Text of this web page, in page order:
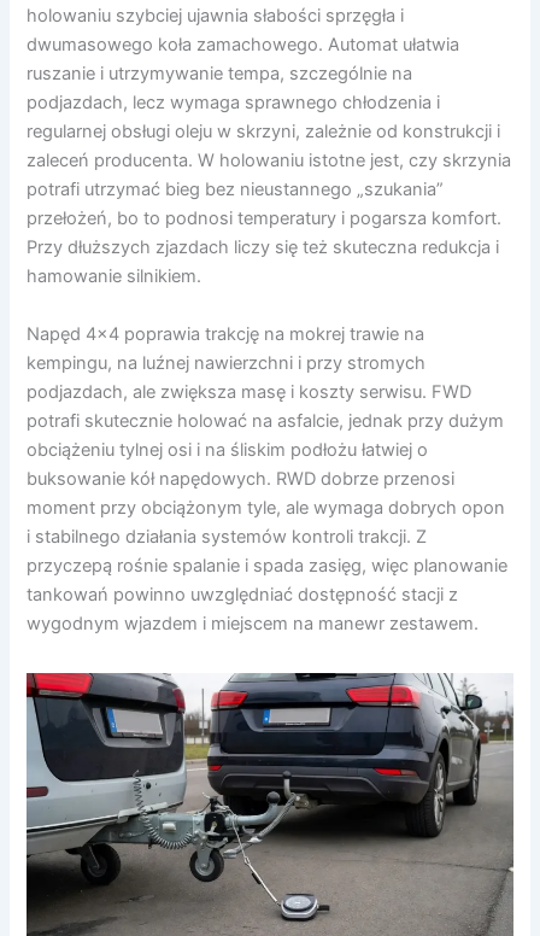
holowaniu szybciej ujawnia słabości sprzęgła i
dwumasowego koła zamachowego. Automat ułatwia
ruszanie i utrzymywanie tempa, szczególnie na
podjazdach, lecz wymaga sprawnego chłodzenia i
regularnej obsługi oleju w skrzyni, zależnie od konstrukcji i
zaleceń producenta. W holowaniu istotne jest, czy skrzynia
potrafi utrzymać bieg bez nieustannego „szukania”
przełożeń, bo to podnosi temperatury i pogarsza komfort.
Przy dłuższych zjazdach liczy się też skuteczna redukcja i
hamowanie silnikiem.
Napęd 4×4 poprawia trakcję na mokrej trawie na
kempingu, na luźnej nawierzchni i przy stromych
podjazdach, ale zwiększa masę i koszty serwisu. FWD
potrafi skutecznie holować na asfalcie, jednak przy dużym
obciążeniu tylnej osi i na śliskim podłożu łatwiej o
buksowanie kół napędowych. RWD dobrze przenosi
moment przy obciążonym tyle, ale wymaga dobrych opon
i stabilnego działania systemów kontroli trakcji. Z
przyczepą rośnie spalanie i spada zasięg, więc planowanie
tankowań powinno uwzględniać dostępność stacji z
wygodnym wjazdem i miejscem na manewr zestawem.